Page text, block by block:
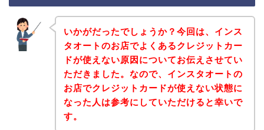
いかがだったでしょうか？今回は、インス
タオートのお店でよくあるクレジットカー
ドが使えない原因についてお伝えさせてい
ただきました。なので、インスタオートの
お店でクレジットカードが使えない状態に
なった人は参考にしていただけると幸いで
す。